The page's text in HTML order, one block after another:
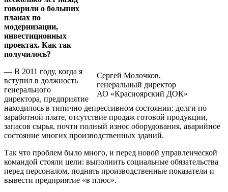
Сергей Молочков,
генеральный директор
АО «Красноярский ДОК»
говорили о больших
планах по
модернизации,
инвестиционных
проектах. Как так
получилось?
— В 2011 году, когда я
вступил в должность
генерального
директора, предприятие
находилось в типично депрессивном состоянии: долги по
заработной плате, отсутствие продаж готовой продукции,
запасов сырья, почти полный износ оборудования, аварийное
состояние многих производственных зданий.
Так что проблем было много, и перед новой управленческой
командой стояли цели: выполнить социальные обязательства
перед персоналом, поднять производственные показатели и
вывести предприятие «в плюс».